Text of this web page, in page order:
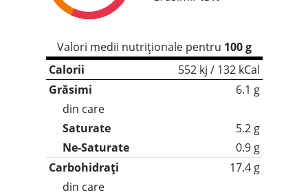
Valori medii nutriționale pentru 100 g
Calorii
552 kj / 132 kCal
Grăsimi
6.1 g
din care
Saturate
5.2 g
Ne-Saturate
0.9 g
Carbohidrați
17.4 g
din care